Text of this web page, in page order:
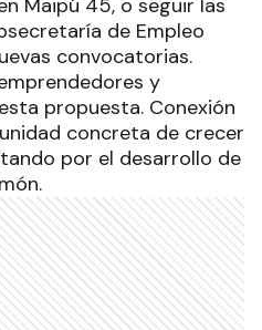
Maipú 45, o seguir las
de Empleo
convocatorias.
y
propuesta. Conexión
concreta de crecer
por el desarrollo de